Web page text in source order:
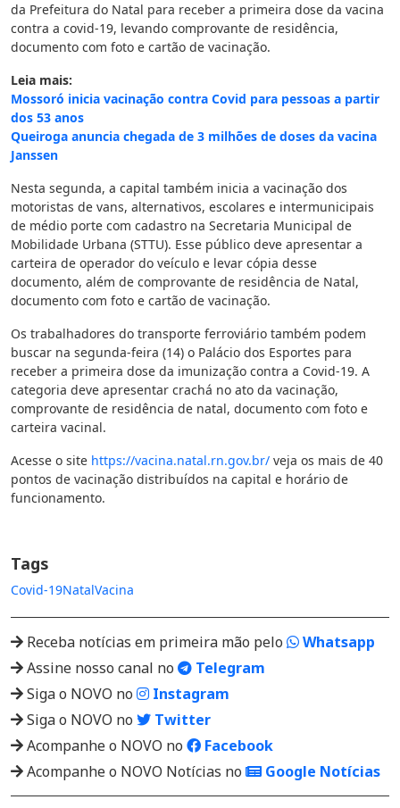
da Prefeitura do Natal para receber a primeira dose da vacina
contra a covid-19, levando comprovante de residência,
documento com foto e cartão de vacinação.
Leia mais:
Mossoró inicia vacinação contra Covid para pessoas a partir
dos 53 anos
Queiroga anuncia chegada de 3 milhões de doses da vacina
Janssen
Nesta segunda, a capital também inicia a vacinação dos
motoristas de vans, alternativos, escolares e intermunicipais
de médio porte com cadastro na Secretaria Municipal de
Mobilidade Urbana (STTU). Esse público deve apresentar a
carteira de operador do veículo e levar cópia desse
documento, além de comprovante de residência de Natal,
documento com foto e cartão de vacinação.
Os trabalhadores do transporte ferroviário também podem
buscar na segunda-feira (14) o Palácio dos Esportes para
receber a primeira dose da imunização contra a Covid-19. A
categoria deve apresentar crachá no ato da vacinação,
comprovante de residência de natal, documento com foto e
carteira vacinal.
Acesse o site https://vacina.natal.rn.gov.br/ veja os mais de 40
pontos de vacinação distribuídos na capital e horário de
funcionamento.
Tags
Covid-19NatalVacina
Receba notícias em primeira mão pelo
Whatsapp
Assine nosso canal no
Telegram
Siga o NOVO no
Instagram
Siga o NOVO no
Twitter
Acompanhe o NOVO no
Facebook
Acompanhe o NOVO Notícias no
Google Notícias